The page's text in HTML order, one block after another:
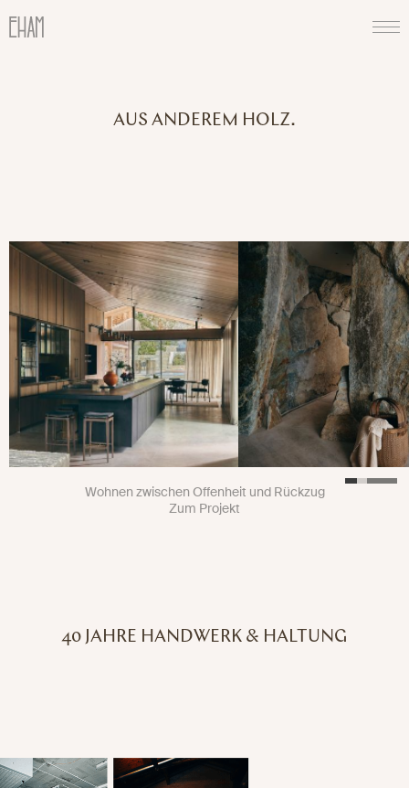
AUS ANDEREM HOLZ.
Wohnen zwischen Offenheit und Rückzug
Zum Projekt
40 JAHRE HANDWERK & HALTUNG